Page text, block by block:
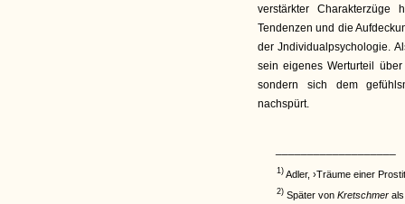
verstärkter
Tendenzen und die
der Jndividualpsychologie.
sein eigenes Werturteil
sondern sich dem
nachspürt.
1) Adler, ›Träume einer
2) Später vonKretschmer